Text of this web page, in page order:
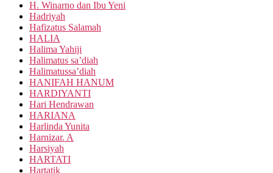
H. Winarno dan Ibu Yeni
Hadriyah
Hafizatus Salamah
HALIA
Halima Yahiji
Halimatus sa’diah
Halimatussa’diah
HANIFAH HANUM
HARDIYANTI
Hari Hendrawan
HARIANA
Harlinda Yunita
Harnizar. A
Harsiyah
HARTATI
Hartatik